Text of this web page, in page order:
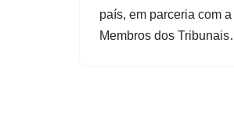
país, em parceria com
Membros dos